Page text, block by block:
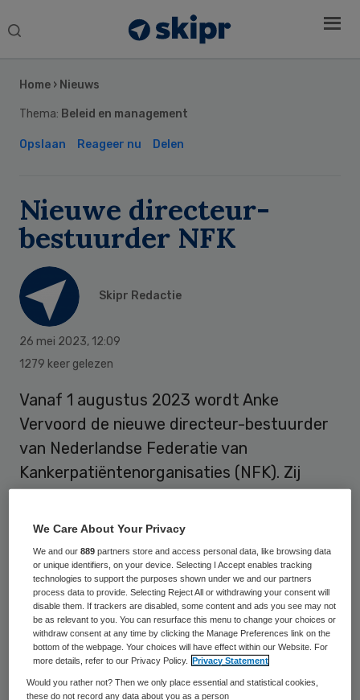
Search
Home › Nieuws
Thema: Beleid en management
Opslaan Reageer nu Delen
Nieuwe directeur-
bestuurder NFK
Skipr Redactie
26 mei 2023, 12:09
1279 keer gelezen
Vanaf 1 augustus 2023 wordt Anke
Vervoord de nieuwe directeur-bestuurder
van Nederlandse Federatie van
Kankerpatiëntenorganisaties (NFK). Zij
afgelopen acht jaar deze functie
bekleedde.
Vervoord heeft kennis en ervaring
opgedaan in de patiëntenbeweging, bij
verenigingen en behartigde de belangen
Sidebar
We Care About Your Privacy
We and our889 partners store and access personal data, like browsing data
or unique identifiers, on your device. Selecting I Accept enables tracking
technologies to support the purposes shown under we and our partners
process data to provide. Selecting Reject All or withdrawing your consent will
disable them. If trackers are disabled, some content and ads you see may not
be as relevant to you. You can resurface this menu to change your choices or
withdraw consent at any time by clicking the Manage Preferences link on the
bottom of the webpage. Your choices will have effect within our Website. For
more details, refer to our Privacy Policy.
Privacy Statement
Would you rather not? Then we only place essential and statistical cookies,
these do not record any data about you as a person